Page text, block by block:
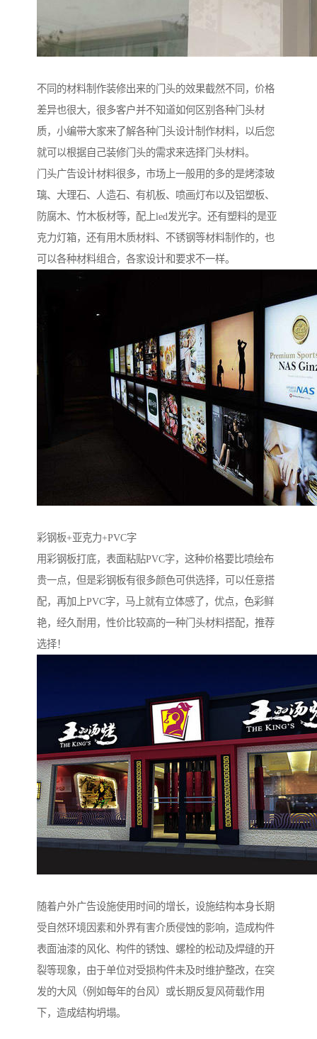
不同的材料制作装修出来的门头的效果截然不同，价格
差异也很大，很多客户并不知道如何区别各种门头材
质，小编带大家来了解各种门头设计制作材料，以后您
就可以根据自己装修门头的需求来选择门头材料。
门头广告设计材料很多，市场上一般用的多的是烤漆玻
璃、大理石、人造石、有机板、喷画灯布以及铝塑板、
防腐木、竹木板材等，配上led发光字。还有塑料的是亚
克力灯箱，还有用木质材料、不锈钢等材料制作的，也
可以各种材料组合，各家设计和要求不一样。
彩钢板+亚克力+PVC字
用彩钢板打底，表面粘贴PVC字，这种价格要比喷绘布
贵一点，但是彩钢板有很多颜色可供选择，可以任意搭
配，再加上PVC字，马上就有立体感了，优点，色彩鲜
艳，经久耐用，性价比较高的一种门头材料搭配，推荐
选择！
随着户外广告设施使用时间的增长，设施结构本身长期
受自然环境因素和外界有害介质侵蚀的影响，造成构件
表面油漆的风化、构件的锈蚀、螺栓的松动及焊缝的开
裂等现象，由于单位对受损构件未及时维护整改，在突
发的大风（例如每年的台风）或长期反复风荷载作用
下，造成结构坍塌。